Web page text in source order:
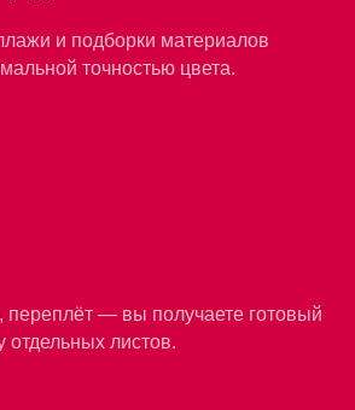
и подборки материалов
точностью цвета.
переплёт — вы получаете готовый
отдельных листов.